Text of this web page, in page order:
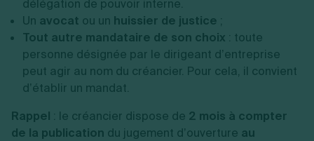
délégation de pouvoir interne.
Un avocat ou un huissier de justice ;
Tout autre mandataire de son choix : toute
personne désignée par le dirigeant d’entreprise
peut agir au nom du créancier. Pour cela, il convient
d’établir un mandat.
Rappel : le créancier dispose de 2 mois à compter
de la publication du jugement d’ouverture au